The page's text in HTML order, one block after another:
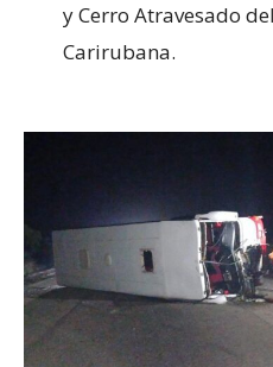
y Cerro Atravesado
Carirubana.